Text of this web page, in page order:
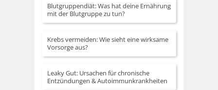
Blutgruppendiät: Was hat deine Ernährung
mit der Blutgruppe zu tun?
Krebs vermeiden: Wie sieht eine wirksame
Vorsorge aus?
Leaky Gut: Ursachen für chronische
Entzündungen & Autoimmunkrankheiten